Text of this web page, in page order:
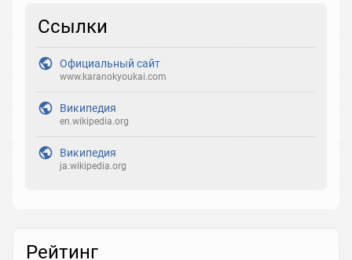
Ссылки
Официальный сайт
www.karanokyoukai.com
Википедия
en.wikipedia.org
Википедия
ja.wikipedia.org
Рейтинг